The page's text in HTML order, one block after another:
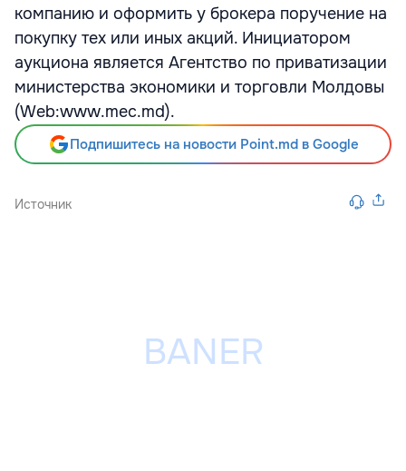
компанию и оформить у брокера поручение на
покупку тех или иных акций. Инициатором
аукциона является Агентство по приватизации
министерства экономики и торговли Молдовы
(Web:www.mec.md).
Подпишитесь на новости Point.md в Google
Источник